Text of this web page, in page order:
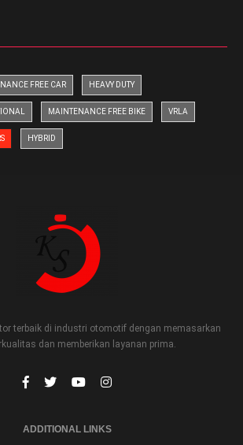
FREE CAR HEAVY DUTY
MAINTENANCE FREE BIKE VRLA
HYBRID
terbaik di industri otomotif dengan memasarkan
dan memberikan layanan prima.
ADDITIONAL LINKS